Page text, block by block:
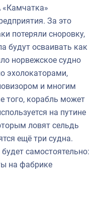
ценностей
За это
потеряли сноровку,
будут осваивать как
норвежское судно
эхолокаторами,
и многим
того, корабль может
на путине
ловят сельдь
ещё три судна.
самостоятельно:
на фабрике